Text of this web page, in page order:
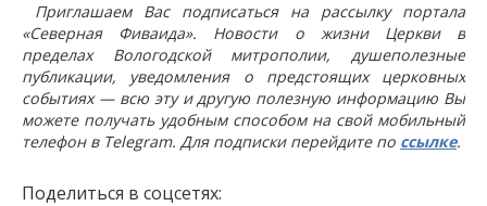
Приглашаем Вас подписаться на рассылку портала
«Северная Фиваида». Новости о жизни Церкви в
пределах Вологодской митрополии, душеполезные
публикации, уведомления о предстоящих церковных
событиях — всю эту и другую полезную информацию Вы
можете получать удобным способом на свой мобильный
телефон в Telegram. Для подписки перейдите по ссылке.
Поделиться в соцсетях: